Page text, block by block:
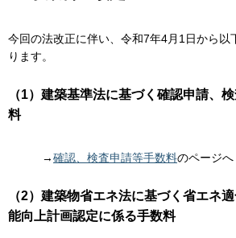
今回の法改正に伴い、令和7年4月1日から以
ります。
（1）建築基準法に基づく確認申請、
料
→確認、検査申請等手数料のページへ
（2）建築物省エネ法に基づく省エネ
能向上計画認定に係る手数料